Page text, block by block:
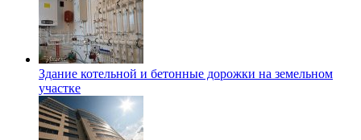
Здание котельной и бетонные дорожки на земельном
участке